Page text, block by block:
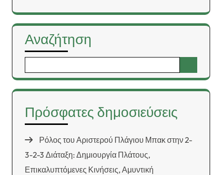
Αναζήτηση
for:
Πρόσφατες δημοσιεύσεις
Ρόλος του Αριστερού Πλάγιου Μπακ στην 2-
3-2-3 Διάταξη: Δημιουργία Πλάτους,
Επικαλυπτόμενες Κινήσεις, Αμυντική